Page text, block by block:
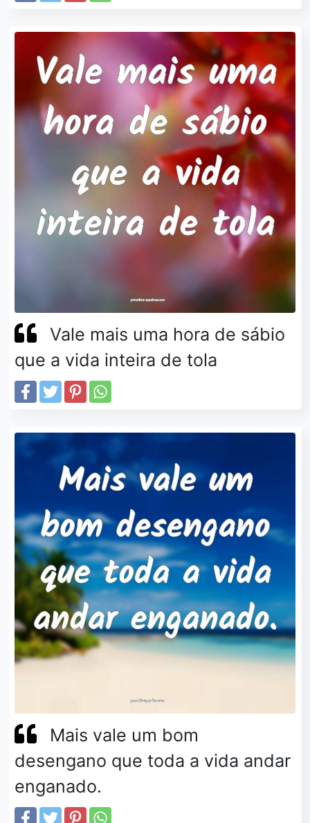
Vale mais uma hora de sábio
que a vida inteira de tola
Mais vale um bom
desengano que toda a vida andar
enganado.